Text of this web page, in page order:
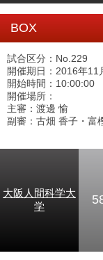
BOX
試合区分：No.229
開催期日：2016年11
開始時間：10:00:00
開催場所：
主審：渡邊 愉
副審：古畑 香子・富
大阪人間科学大
学